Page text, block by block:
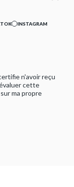
INSTAGRAM
n'avoir reçu
cette
ma propre